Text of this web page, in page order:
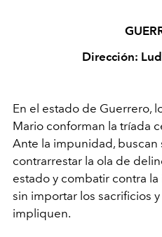
Dirección:
En el estado de Guerrero,
Mario conforman la tríada
Ante la impunidad,
contrarrestar la ola de
estado y combatir contra
sin importar los sacrificios
impliquen.